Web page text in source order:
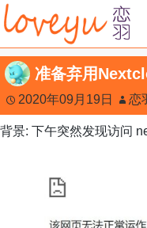
跳
过
内
容
准备弃用
2020年09月19日 恋
背景: 下午突然发现访问